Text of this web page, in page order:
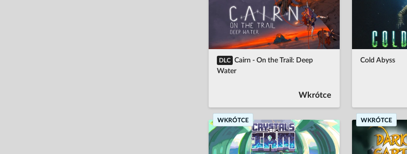
DLC Cairn - On the Trail: Deep
Water
Wkrótce
Cold Abyss
WKRÓTCE WKRÓTCE